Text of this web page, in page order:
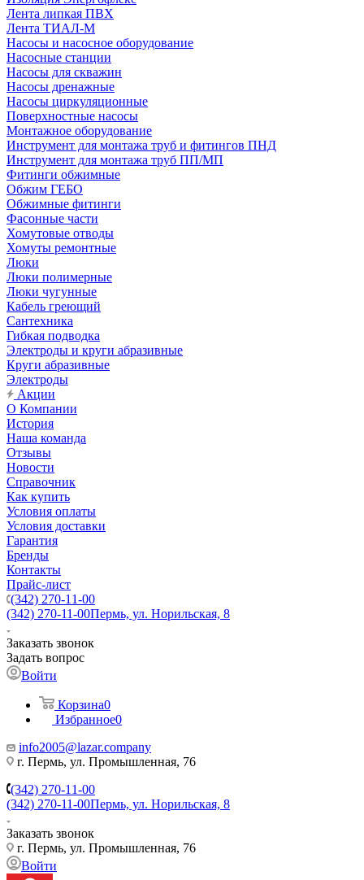
Лента липкая ПВХ
Лента ТИАЛ-М
Насосы и насосное оборудование
Насосные станции
Насосы для скважин
Насосы дренажные
Насосы циркуляционные
Поверхностные насосы
Монтажное оборудование
Инструмент для монтажа труб и фитингов ПНД
Инструмент для монтажа труб ПП/МП
Фитинги обжимные
Обжим ГЕБО
Обжимные фитинги
Фасонные части
Хомутовые отводы
Хомуты ремонтные
Люки
Люки полимерные
Люки чугунные
Кабель греющий
Сантехника
Гибкая подводка
Электроды и круги абразивные
Круги абразивные
Электроды
Акции
О Компании
История
Наша команда
Отзывы
Новости
Справочник
Как купить
Условия оплаты
Условия доставки
Гарантия
Бренды
Контакты
Прайс-лист
(342) 270-11-00
(342) 270-11-00Пермь, ул. Норильская, 8
Заказать звонок
Задать вопрос
Войти
Корзина0
Избранное0
info2005@lazar.company
г. Пермь, ул. Промышленная, 76
(342) 270-11-00
(342) 270-11-00Пермь, ул. Норильская, 8
Заказать звонок
г. Пермь, ул. Промышленная, 76
Войти